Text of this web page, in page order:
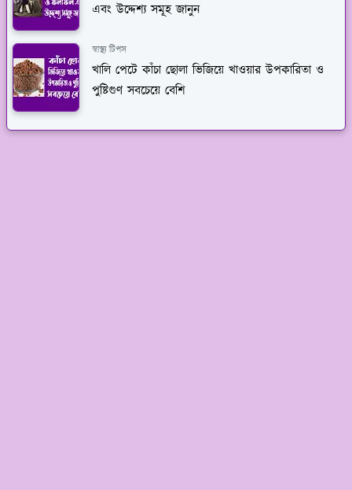
এবং উদ্দেশ্য সমূহ জানুন
স্বাস্থ্য টিপস
খালি পেটে কাঁচা ছোলা ভিজিয়ে খাওয়ার উপকারিতা ও
পুষ্টিগুণ সবচেয়ে বেশি